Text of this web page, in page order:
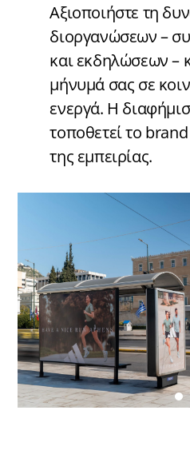
Αξιοποιήστε τη
διοργανώσεων –
και εκδηλώσεων –
μήνυμά σας σε
ενεργά. Η
τοποθετεί το
της εμπειρίας.